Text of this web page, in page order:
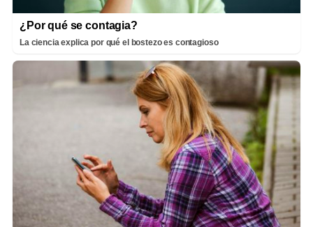
¿Por qué se contagia?
La ciencia explica por qué el bostezo es contagioso